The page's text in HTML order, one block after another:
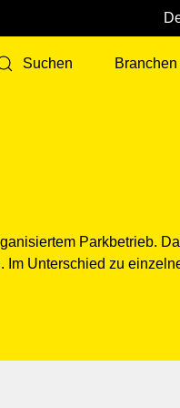
Suchen Branchen
Parkbetrieb.
Unterschied zu